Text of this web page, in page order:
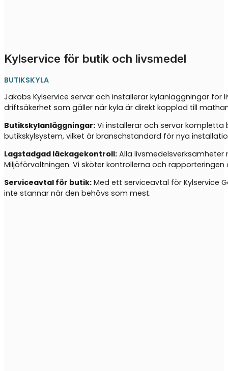
Kylservice för butik och livsmedel
BUTIKSKYLA
Jakobs Kylservice servar och installerar kylanläggningar
driftsäkerhet som gäller när kyla är direkt kopplad till
Butikskylanläggningar: Vi installerar och servar
butikskylsystem, vilket är branschstandard för nya
Lagstadgad läckagekontroll: Alla
Miljöförvaltningen. Vi sköter kontrollerna och
Serviceavtal för butik: Med ett serviceavtal för Kylservice
inte stannar när den behövs som mest.